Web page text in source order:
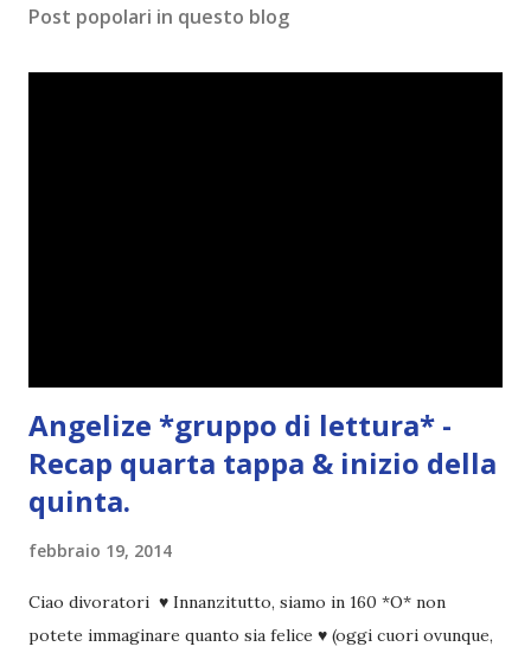
m
n
Post popolari in questo blog
Angelize *gruppo di lettura* -
Recap quarta tappa & inizio della
quinta.
febbraio 19, 2014
Ciao divoratori ♥ Innanzitutto, siamo in 160 *O* non
potete immaginare quanto sia felice ♥ (oggi cuori ovunque,